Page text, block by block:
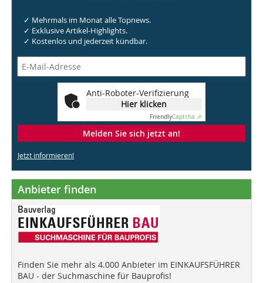
✓ Mehrmals im Monat alle Topnews.
✓ Exklusive Artikel-Highlights.
✓ Kostenlos und jederzeit kündbar.
Anti-Roboter-Verifizierung
Hier klicken
FriendlyCaptcha ⇗
Melden Sie sich jetzt an!
Jetzt informieren!
Anbieter finden
Finden Sie mehr als 4.000 Anbieter im EINKAUFSFÜHRER
BAU - der Suchmaschine für Bauprofis!